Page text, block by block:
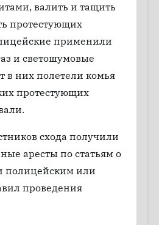
валить и тащить
протестующих
применили
и светошумовые
в них полетели комья
протестующих
схода получили
аресты по статьям о
полицейским или
проведения